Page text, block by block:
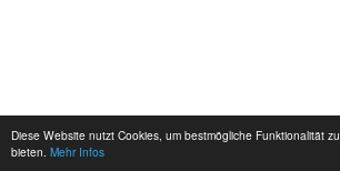
Diese Website nutzt Cookies, um bestmögliche Funktionalität zu
bieten. Mehr Infos